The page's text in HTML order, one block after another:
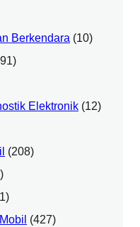
Berkendara (10)
Elektronik (12)
(208)
(427)